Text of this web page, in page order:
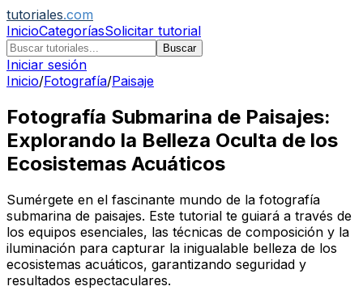
tutoriales.com
InicioCategoríasSolicitar tutorial
Buscar
Iniciar sesión
Inicio/Fotografía/Paisaje
Fotografía Submarina de Paisajes:
Explorando la Belleza Oculta de los
Ecosistemas Acuáticos
Sumérgete en el fascinante mundo de la fotografía
submarina de paisajes. Este tutorial te guiará a través de
los equipos esenciales, las técnicas de composición y la
iluminación para capturar la inigualable belleza de los
ecosistemas acuáticos, garantizando seguridad y
resultados espectaculares.